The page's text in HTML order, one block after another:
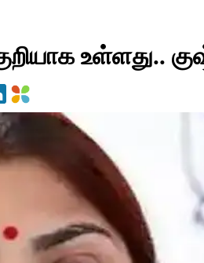
உள்ளது..